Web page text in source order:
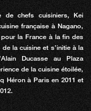
de chefs cuisiniers, Kei
française à Nagano,
la France à la fin des
la cuisine et s’initie à la
Ducasse au Plaza
de la cuisine étoilée,
Héron à Paris en 2011 et